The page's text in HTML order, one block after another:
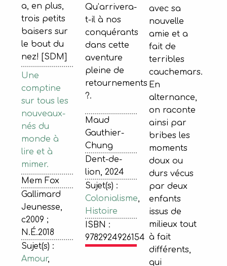
a, en plus,
trois petits
baisers sur
le bout du
nez! [SDM]
Une
comptine
sur tous les
nouveaux-
nés du
monde à
lire et à
mimer.
Mem Fox
Gallimard
Jeunesse,
c2009 ;
N.É.2018
Sujet(s) :
Amour,
Qu’arrivera-
t-il à nos
conquérants
dans cette
aventure
pleine de
retournements
?.
Maud
Gauthier-
Chung
Dent-de-
lion, 2024
Sujet(s) :
Colonialisme,
Histoire
ISBN :
9782924926154
avec sa
nouvelle
amie et a
fait de
terribles
cauchemars.
En
alternance,
on raconte
ainsi par
bribes les
moments
doux ou
durs vécus
par deux
enfants
issus de
milieux tout
à fait
différents,
qui